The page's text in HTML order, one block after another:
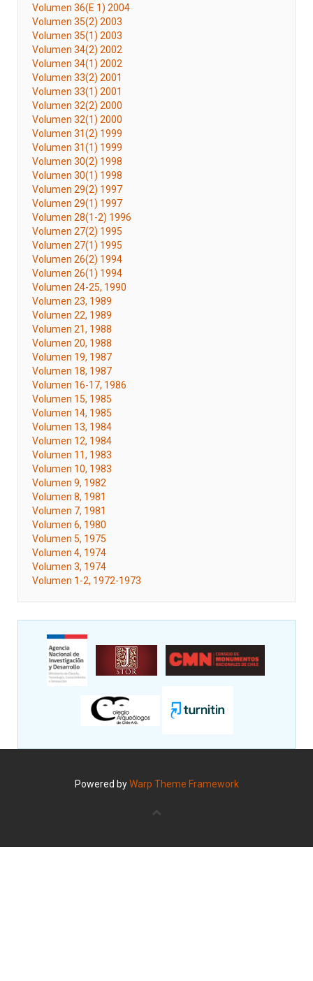
Volumen 36(E 1) 2004
Volumen 35(2) 2003
Volumen 35(1) 2003
Volumen 34(2) 2002
Volumen 34(1) 2002
Volumen 33(2) 2001
Volumen 33(1) 2001
Volumen 32(2) 2000
Volumen 32(1) 2000
Volumen 31(2) 1999
Volumen 31(1) 1999
Volumen 30(2) 1998
Volumen 30(1) 1998
Volumen 29(2) 1997
Volumen 29(1) 1997
Volumen 28(1-2) 1996
Volumen 27(2) 1995
Volumen 27(1) 1995
Volumen 26(2) 1994
Volumen 26(1) 1994
Volumen 24-25, 1990
Volumen 23, 1989
Volumen 22, 1989
Volumen 21, 1988
Volumen 20, 1988
Volumen 19, 1987
Volumen 18, 1987
Volumen 16-17, 1986
Volumen 15, 1985
Volumen 14, 1985
Volumen 13, 1984
Volumen 12, 1984
Volumen 11, 1983
Volumen 10, 1983
Volumen 9, 1982
Volumen 8, 1981
Volumen 7, 1981
Volumen 6, 1980
Volumen 5, 1975
Volumen 4, 1974
Volumen 3, 1974
Volumen 1-2, 1972-1973
Powered byWarp Theme Framework